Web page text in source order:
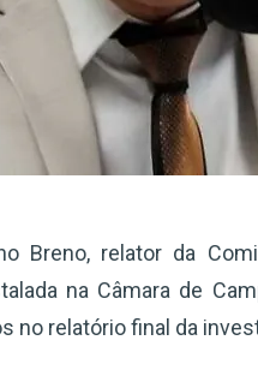
Breno, relator da
na Câmara de
no relatório final da